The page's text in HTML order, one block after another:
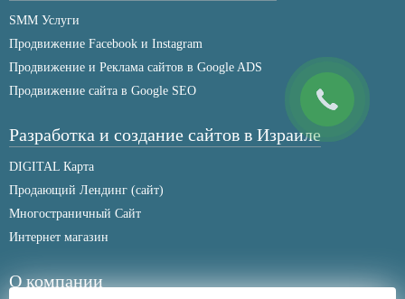
SMM Услуги
Продвижение Facebook и Instagram
Продвижение и Реклама сайтов в Google ADS
Продвижение сайта в Google SEO
Разработка и создание сайтов в Израиле
DIGITAL Карта
Продающий Лендинг (сайт)
Многостраничный Сайт
Интернет магазин
О компании